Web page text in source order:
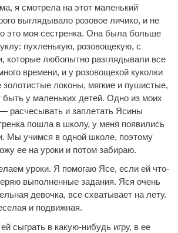
я смотрела на этот маленький
выглядывало розовое личико, и не
это моя сестренка. Она была больше
пухленькую, розовощекую, с
которые любопытно разглядывали все
времени, и у розовощекой куколки
локоны, мягкие и пушистые,
быть у маленьких детей. Одно из моих
расчесывать и заплетать Ясины
пошла в школу, у меня появились
Мы учимся в одной школе, поэтому
ее на уроки и потом забираю.
уроки. Я помогаю Ясе, если ей что-
выполненные задания. Яся очень
девочка, все схватывает на лету.
и подвижная.
сыграть в какую-нибудь игру, в ее